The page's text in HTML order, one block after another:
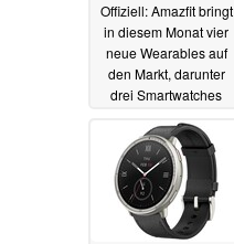
Offiziell: Amazfit bringt
in diesem Monat vier
neue Wearables auf
den Markt, darunter
drei Smartwatches